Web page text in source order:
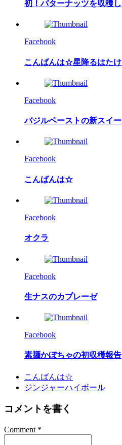
初！バターナッツを収穫し
Facebook
こんばんは☆星降るはた
Facebook
バジルペーストの新スイ
Facebook
こんばんは☆
Facebook
オクラ
Facebook
生ナスのカプレーゼ
Facebook
素麺かぼちゃの初収穫報告
こんばんは☆
ジンジャーハイボール
コメントを書く
Comment *